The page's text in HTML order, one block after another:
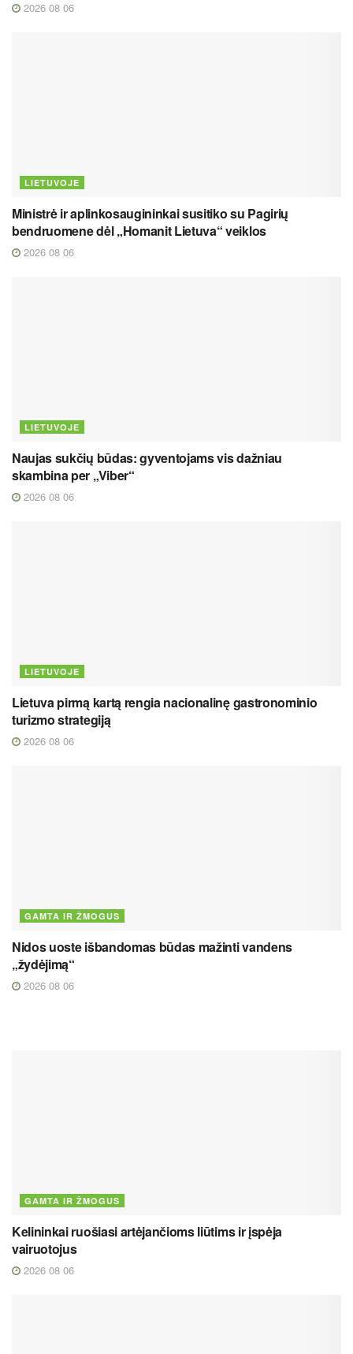
2026 08 06
LIETUVOJE
Ministrė ir aplinkosaugininkai susitiko su Pagirių
bendruomene dėl „Homanit Lietuva“ veiklos
2026 08 06
LIETUVOJE
Naujas sukčių būdas: gyventojams vis dažniau
skambina per „Viber“
2026 08 06
LIETUVOJE
Lietuva pirmą kartą rengia nacionalinę gastronominio
turizmo strategiją
2026 08 06
GAMTA IR ŽMOGUS
Nidos uoste išbandomas būdas mažinti vandens
„žydėjimą“
2026 08 06
GAMTA IR ŽMOGUS
Kelininkai ruošiasi artėjančioms liūtims ir įspėja
vairuotojus
2026 08 06